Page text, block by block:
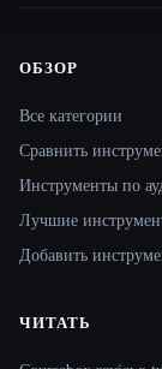
Site
ОБЗОР
Все категории
Сравнить
Инструменты по
Лучшие
Добавить
ЧИТАТЬ